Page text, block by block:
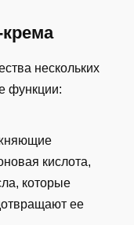
нескольких
функции:
кислота,
которые
ее